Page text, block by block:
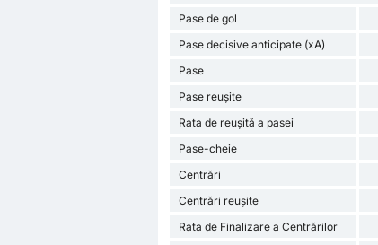
Pase de gol
Pase decisive anticipate (xA)
Pase
Pase reușite
Rata de reușită a pasei
Pase-cheie
Centrări
Centrări reușite
Rata de Finalizare a Centrărilor